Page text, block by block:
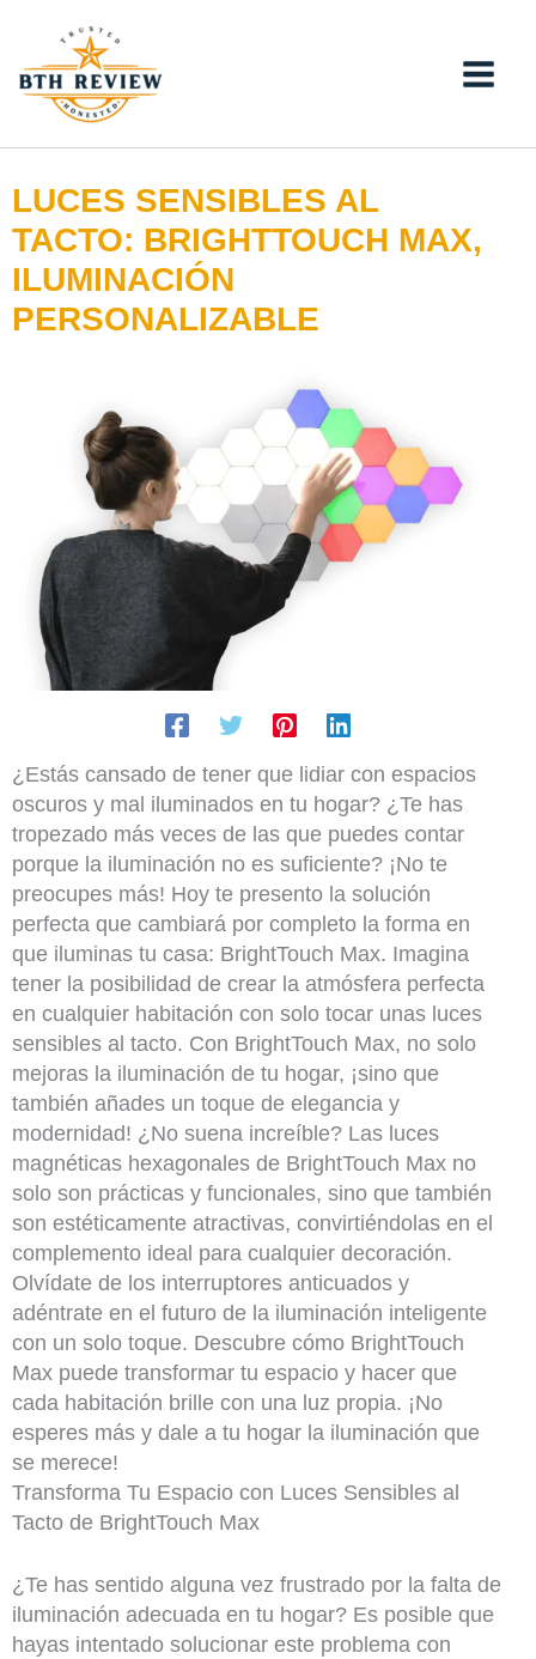
contenido
LUCES SENSIBLES AL
TACTO: BRIGHTTOUCH MAX,
ILUMINACIÓN
PERSONALIZABLE
¿Estás cansado de tener que lidiar con espacios
oscuros y mal iluminados en tu hogar? ¿Te has
tropezado más veces de las que puedes contar
porque la iluminación no es suficiente? ¡No te
preocupes más! Hoy te presento la solución
perfecta que cambiará por completo la forma en
que iluminas tu casa: BrightTouch Max. Imagina
tener la posibilidad de crear la atmósfera perfecta
en cualquier habitación con solo tocar unas luces
sensibles al tacto. Con BrightTouch Max, no solo
mejoras la iluminación de tu hogar, ¡sino que
también añades un toque de elegancia y
modernidad! ¿No suena increíble? Las luces
magnéticas hexagonales de BrightTouch Max no
solo son prácticas y funcionales, sino que también
son estéticamente atractivas, convirtiéndolas en el
complemento ideal para cualquier decoración.
Olvídate de los interruptores anticuados y
adéntrate en el futuro de la iluminación inteligente
con un solo toque. Descubre cómo BrightTouch
Max puede transformar tu espacio y hacer que
cada habitación brille con una luz propia. ¡No
esperes más y dale a tu hogar la iluminación que
se merece!
Transforma Tu Espacio con Luces Sensibles al
Tacto de BrightTouch Max
¿Te has sentido alguna vez frustrado por la falta de
iluminación adecuada en tu hogar? Es posible que
hayas intentado solucionar este problema con